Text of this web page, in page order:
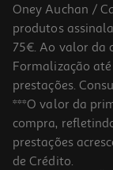
Oney Auchan /
produtos
75€. Ao valor da
Formalização
prestações.
***O valor da
compra,
prestações
de Crédito.